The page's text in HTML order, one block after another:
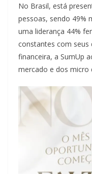
No Brasil, está
pessoas, sendo 49%
uma liderança 44%
constantes com seus
financeira, a SumUp
mercado e dos micro